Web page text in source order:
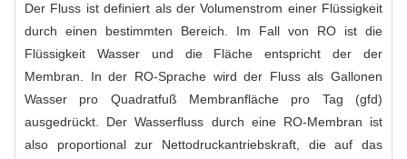
Der Fluss ist definiert als der Volumenstrom einer Flüssigkeit
durch einen bestimmten Bereich. Im Fall von RO ist die
Flüssigkeit Wasser und die Fläche entspricht der der
Membran. In der RO-Sprache wird der Fluss als Gallonen
Wasser pro Quadratfuß Membranfläche pro Tag (gfd)
ausgedrückt. Der Wasserfluss durch eine RO-Membran ist
also proportional zur Nettodruckantriebskraft, die auf das